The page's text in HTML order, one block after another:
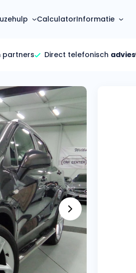
Benz
auto's)
auto's)
auto's)
auto's)
auto's)
ik lenen?
minuut
berekenen
een betere deal
CalculatorInformatie
Over ons
Gehele FAQ’s
Bekijk volledige FAQ’s
Zakelijk
Vragen over zakelijk
Particulier
Vragen over particulier
Jouw aanvraag
Vragen over jouw aanvraag
Leasevormen
Vragen over leasevormen
partners Direct telefonisch advies